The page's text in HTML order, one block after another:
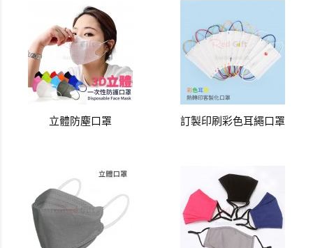
立體防塵口罩 訂製印刷彩色耳繩口罩